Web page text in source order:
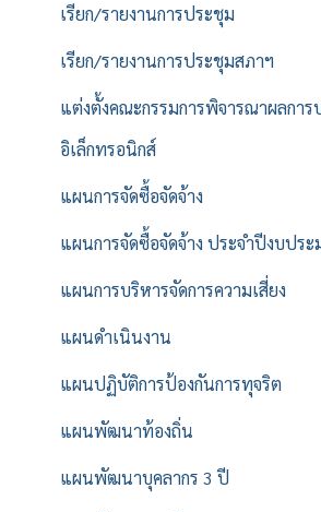
เรียก/รายงานการประชุม
เรียก/รายงานการประชุมสภาฯ
แต่งตั้งคณะกรรมการพิจารณาผลการ
อิเล็กทรอนิกส์
แผนการจัดซื้อจัดจ้าง
แผนการจัดซื้อจัดจ้าง ประจำปีงบปร
แผนการบริหารจัดการความเสี่ยง
แผนดำเนินงาน
แผนปฏิบัติการป้องกันการทุจริต
แผนพัฒนาท้องถิ่น
แผนพัฒนาบุคลากร 3 ปี